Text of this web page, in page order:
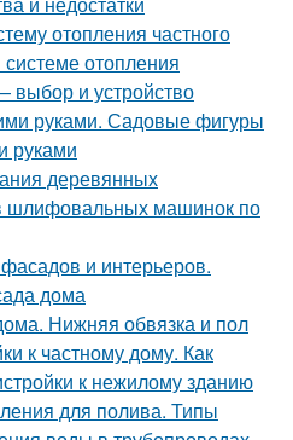
отопления частного
отопления
выбор и устройство
руками. Садовые фигуры
руками
деревянных
шлифовальных машинок по
и интерьеров.
дома
Нижняя обвязка и пол
к частному дому. Как
к нежилому зданию
для полива. Типы